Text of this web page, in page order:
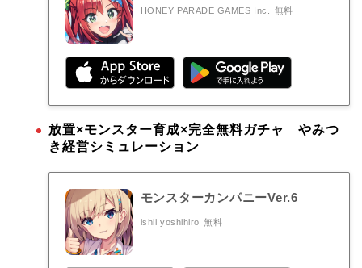
HONEY PARADE GAMES Inc. 無料
放置×モンスター育成×完全無料ガチャ やみつ
き経営シミュレーション
モンスターカンパニーVer.6
ishii yoshihiro 無料